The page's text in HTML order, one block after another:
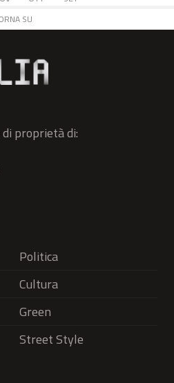
SU
proprietà di:
Politica
Cultura
Green
Street Style